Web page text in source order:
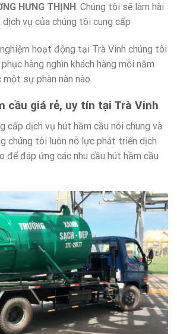
HƯNG THỊNH . Chúng tôi sẽ làm hài
dịch vụ của chúng tôi cung cấp
hoạt động tại Trà Vinh chúng tôi
hàng nghìn khách hàng mỗi năm
sự phàn nàn nào.
cầu giá rẻ, uy tín tại Trà Vinh
cấp dịch vụ hút hầm cầu nói chung và
chúng tôi luôn nỗ lực phát triển dịch
để đáp ứng các nhu cầu hút hầm cầu